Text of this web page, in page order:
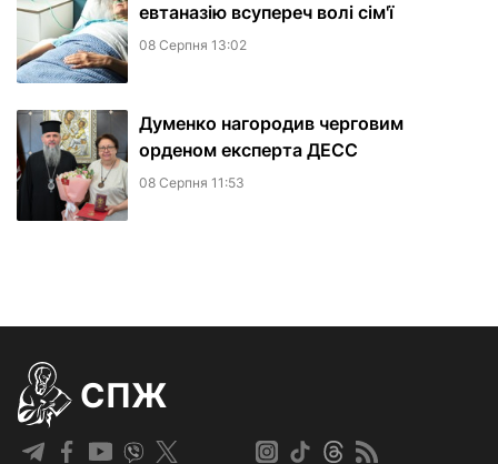
евтаназію всупереч волі сім'ї
08 Серпня 13:02
Думенко нагородив черговим
орденом експерта ДЕСС
08 Серпня 11:53
СПЖ